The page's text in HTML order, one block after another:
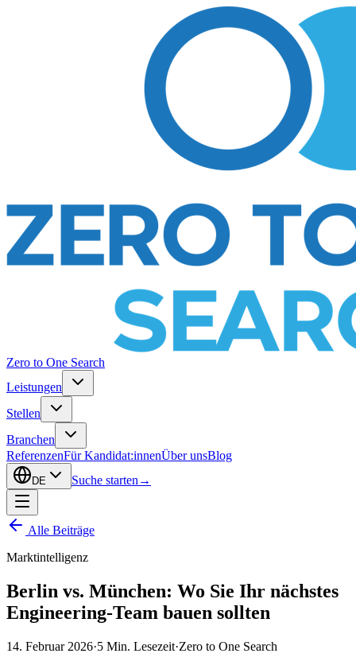
Zero to One Search
Leistungen
Stellen
Branchen
ReferenzenFür Kandidat:innenÜber unsBlog
DE Suche starten →
Alle Beiträge
Marktintelligenz
Berlin vs. München: Wo Sie Ihr nächstes
Engineering-Team bauen sollten
14. Februar 2026·5 Min. Lesezeit·Zero to One Search